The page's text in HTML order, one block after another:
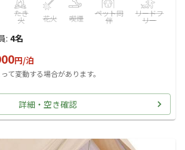
たき
火 花火 喫煙
ペット同
伴
リードフ
リー
: 4名
円/泊
て変動する場合があります。
詳細・空き確認